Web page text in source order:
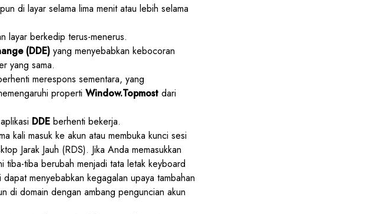
di layar selama lima menit atau lebih selama
layar berkedip terus-menerus.
(DDE) yang menyebabkan kebocoran
yang sama.
merespons sementara, yang
properti Window.Topmost dari
DDE berhenti bekerja.
kali masuk ke akun atau membuka kunci sesi
Jarak Jauh (RDS). Jika Anda memasukkan
tiba-tiba berubah menjadi tata letak keyboard
menyebabkan kegagalan upaya tambahan
di domain dengan ambang penguncian akun